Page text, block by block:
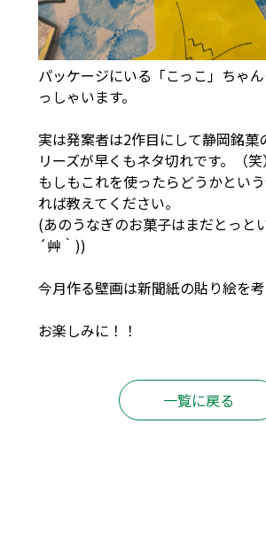
パッケージにいる「こっこ」ちゃ
っしゃいます。
実は発案者は2作目にして静岡銘菓
リーズが早くもネタ切れです。（笑）
もしもこれを使ったらどうかとい
れば教えてください。
(あのうなぎのお菓子はまだとっと
´艸｀))
今月作る壁画は新聞紙の貼り絵を考
お楽しみに！！
一覧に戻る